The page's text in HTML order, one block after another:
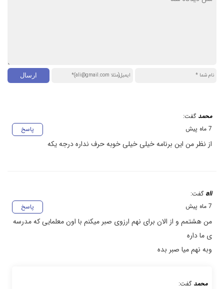
محمد گفت:
پاسخ
7 ماه پیش
از نظر من این برنامه خیلی خیلی خوبه حرف نداره درجه یکه
ali گفت:
پاسخ
7 ماه پیش
من هشتمم و از الان برای نهم ارزوی صبر میکنم با اون معلمایی که مدرسه
ی ما داره
وبه نهم میا صبر بده
محمد گفت: